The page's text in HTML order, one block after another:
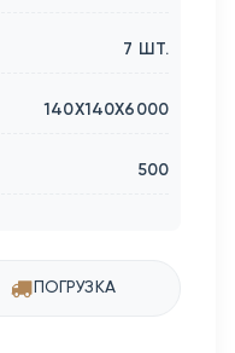
7 ШТ.
140Х140Х6000
500
ПОГРУЗКА